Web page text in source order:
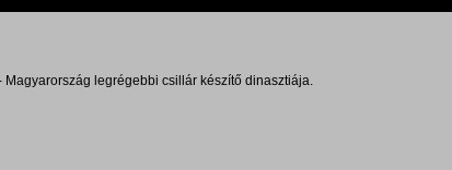
Magyarország legrégebbi csillár készítő dinasztiája.